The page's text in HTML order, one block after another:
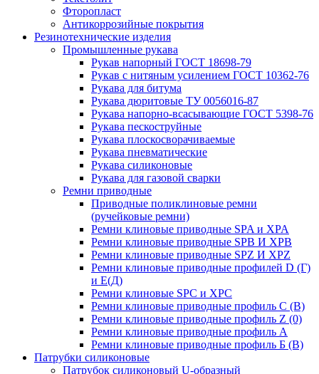
Фторопласт
Антикоррозийные покрытия
Резинотехнические изделия
Промышленные рукава
Рукав напорный ГОСТ 18698-79
Рукав с нитяным усилением ГОСТ 10362-76
Рукава для битума
Рукава дюритовые ТУ 0056016-87
Рукава напорно-всасывающие ГОСТ 5398-76
Рукава пескоструйные
Рукава плоскосворачиваемые
Рукава пневматические
Рукава силиконовые
Рукава для газовой сварки
Ремни приводные
Приводные поликлиновые ремни
(ручейковые ремни)
Ремни клиновые приводные SPA и XPA
Ремни клиновые приводные SPB И XPB
Ремни клиновые приводные SPZ И XPZ
Ремни клиновые приводные профилей D (Г)
и Е(Д)
Ремни клиновые SPC и XPC
Ремни клиновые приводные профиль C (В)
Ремни клиновые приводные профиль Z (0)
Ремни клиновые приводные профиль А
Ремни клиновые приводные профиль Б (B)
Патрубки силиконовые
Патрубок силиконовый U-образный